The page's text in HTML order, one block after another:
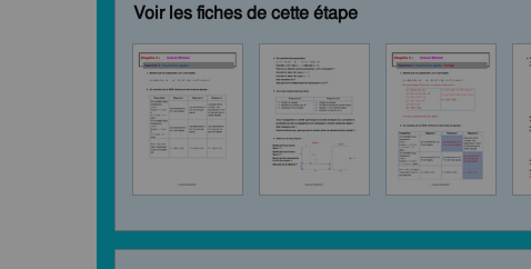
Voir les fiches de cette étape